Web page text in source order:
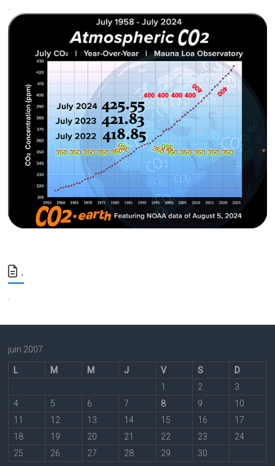
.
.
.
juin 2007
L M M J V S
D
1
2
3
4
5 6 7 8 9
10
11
12 13 14 15 16
17
18
19 20 21 22 23
24
25
26 27 28 29 30